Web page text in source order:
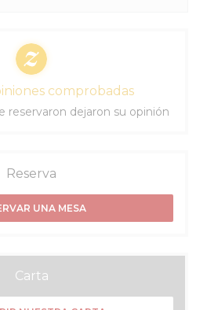
comprobadas
reservaron dejaron su opinión
Reserva
UNA MESA
Carta